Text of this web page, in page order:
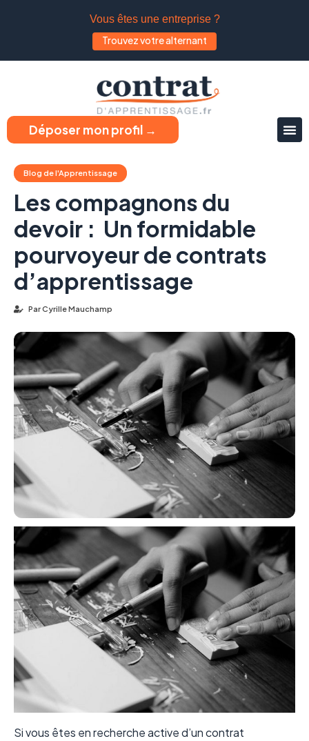
Vous êtes une entreprise ?
Trouvez votre alternant
Déposer mon profil →
Blog de l'Apprentissage
Les compagnons du
devoir : Un formidable
pourvoyeur de contrats
d’apprentissage
ParCyrille Mauchamp
Si vous êtes en recherche active d’un contrat